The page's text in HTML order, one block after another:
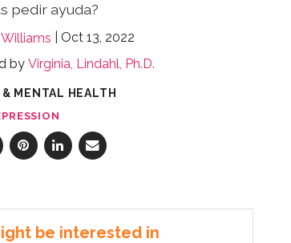
pedir ayuda?
Oct 13, 2022
by Virginia, Lindahl, Ph.D.
MENTAL HEALTH
be interested in